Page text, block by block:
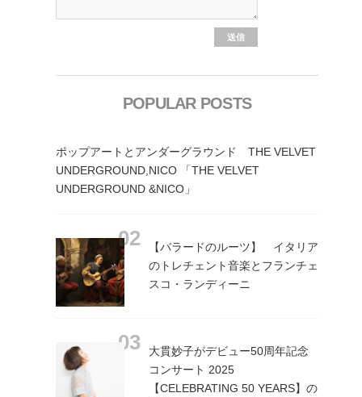
POPULAR POSTS
ポップアートとアンダーグラウンド THE VELVET
UNDERGROUND,NICO 「THE VELVET
UNDERGROUND &NICO」
【バラードのルーツ】 イタリア
のトレチェント音楽とフランチェ
スコ・ランディーニ
大貫妙子がデビュー50周年記念
コンサート 2025
【CELEBRATING 50 YEARS】の